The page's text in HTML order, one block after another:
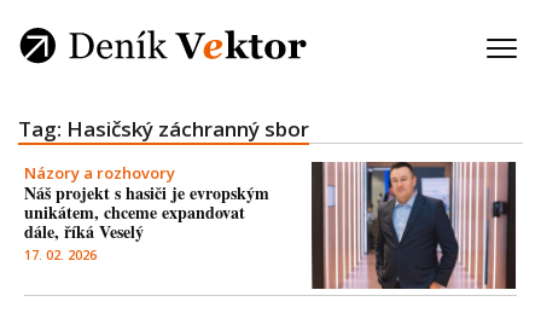
Tag: Hasičský záchranný sbor
Názory a rozhovory
Náš projekt s hasiči je evropským
unikátem, chceme expandovat
dále, říká Veselý
17. 02. 2026